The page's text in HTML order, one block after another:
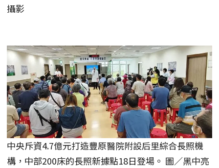
攝影
中央斥資4.7億元打造豐原醫院附設后里綜合長照機
構，中部200床的長照新據點18日登場。 圖／黑中亮